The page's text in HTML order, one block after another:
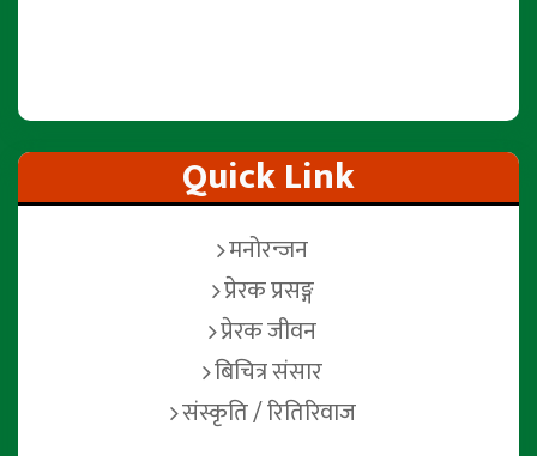
Quick Link
मनोरन्जन
प्रेरक प्रसङ्ग
प्रेरक जीवन
बिचित्र संसार
संस्कृति / रितिरिवाज